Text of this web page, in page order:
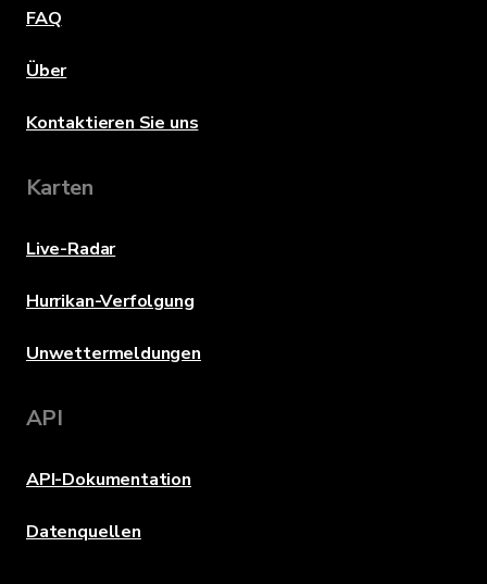
FAQ
Über
Kontaktieren Sie uns
Karten
Live-Radar
Hurrikan-Verfolgung
Unwettermeldungen
API
API-Dokumentation
Datenquellen